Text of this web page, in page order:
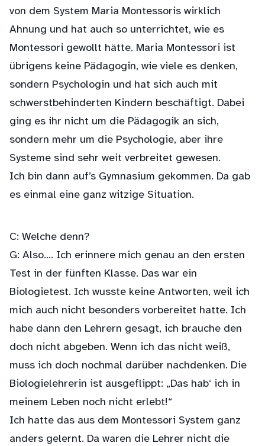
von dem System Maria Montessoris wirklich
Ahnung und hat auch so unterrichtet, wie es
Montessori gewollt hätte. Maria Montessori ist
übrigens keine Pädagogin, wie viele es denken,
sondern Psychologin und hat sich auch mit
schwerstbehinderten Kindern beschäftigt. Dabei
ging es ihr nicht um die Pädagogik an sich,
sondern mehr um die Psychologie, aber ihre
Systeme sind sehr weit verbreitet gewesen.
Ich bin dann auf’s Gymnasium gekommen. Da gab
es einmal eine ganz witzige Situation.
C: Welche denn?
G: Also…. Ich erinnere mich genau an den ersten
Test in der fünften Klasse. Das war ein
Biologietest. Ich wusste keine Antworten, weil ich
mich auch nicht besonders vorbereitet hatte. Ich
habe dann den Lehrern gesagt, ich brauche den
doch nicht abgeben. Wenn ich das nicht weiß,
muss ich doch nochmal darüber nachdenken. Die
Biologielehrerin ist ausgeflippt: „Das hab‘ ich in
meinem Leben noch nicht erlebt!“
Ich hatte das aus dem Montessori System ganz
anders gelernt. Da waren die Lehrer nicht die